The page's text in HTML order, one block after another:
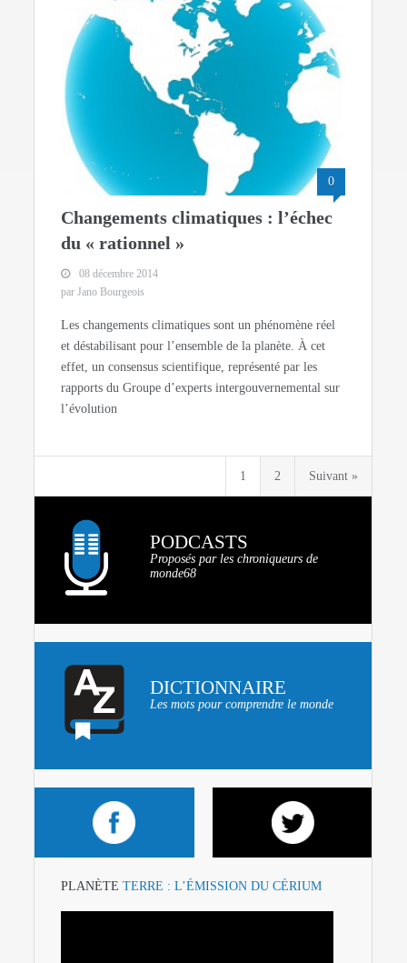
0
Changements climatiques : l’échec
du « rationnel »
08 décembre 2014
par Jano Bourgeois
Les changements climatiques sont un phénomène réel
et déstabilisant pour l’ensemble de la planète. À cet
effet, un consensus scientifique, représenté par les
rapports du Groupe d’experts intergouvernemental sur
l’évolution
1 2 Suivant »
PODCASTS
Proposés par les chroniqueurs de
monde68
DICTIONNAIRE
Les mots pour comprendre le monde
PLANÈTE TERRE : L’ÉMISSION DU CÉRIUM